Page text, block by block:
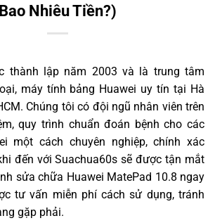
Bao Nhiêu Tiền?)
thành lập năm 2003 và là trung tâm
máy tính bảng Huawei uy tín tại Hà
Chúng tôi có đội ngũ nhân viên trên
quy trình chuẩn đoán bệnh cho các
một cách chuyên nghiệp, chính xác
đến với Suachua60s sẽ được tận mắt
sửa chữa Huawei MatePad 10.8 ngay
tư vấn miễn phí cách sử dụng, tránh
gặp phải.